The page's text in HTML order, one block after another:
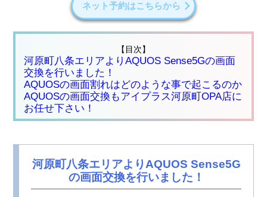
ネット予約はこちらから
【目次】
河原町八条エリアよりAQUOS Sense5Gの画面
交換を行いました！
AQUOSの画面割れはどのような事で起こるのか
AQUOSの画面交換もアイプラス河原町OPA店に
お任せ下さい！
河原町八条エリアよりAQUOS Sense5G
の画面交換を行いました！